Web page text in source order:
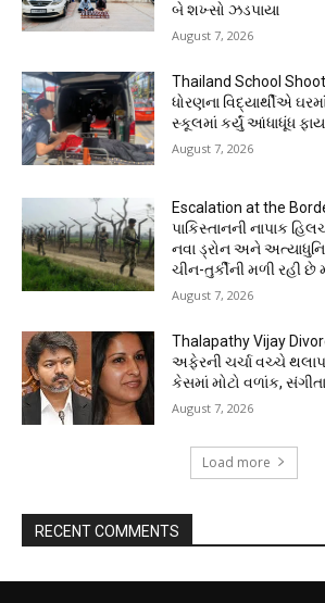
બે શખ્સો ઝડપાયા
August 7, 2026
Thailand School
ધોરણના વિદ્યાર્થીએ ઘરમાં
સ્કૂલમાં કર્યું આંધાધૂંધ
August 7, 2026
Escalation at the
પાકિસ્તાનની નાપાક
નવા ડ્રોન અને
ચીન-તુર્કીની મળી રહી છે
August 7, 2026
Thalapathy Vijay
અફેરની ચર્ચા વચ્ચે
કેસમાં મોટો વળાંક,
August 7, 2026
Load more
RECENT COMMENTS